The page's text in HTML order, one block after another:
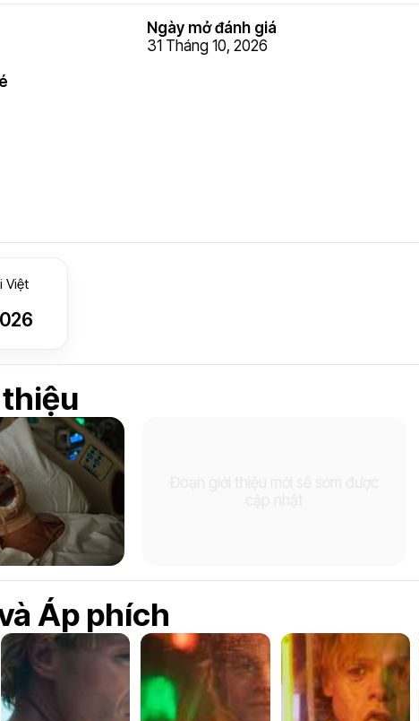
Ngày mở đánh giá
31 Tháng 10, 2026
Việt
Phát đoạn giới thiệu
Áp phích